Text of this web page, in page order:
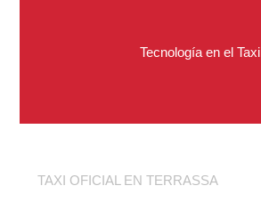
Tecnología en el Taxi
TAXI OFICIAL EN TERRASSA